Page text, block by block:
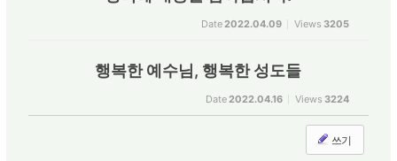
Date2022.04.09 Views 3205
행복한 예수님, 행복한 성도들
Date2022.04.16 Views 3224
쓰기